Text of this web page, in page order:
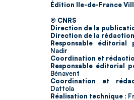
Édition Ile-de-France
© CNRS
Direction de la
Direction de la
Responsable
Nadir
Coordination et
Responsable éditorial
Bénavent
Coordination et
Dattola
Réalisation technique :